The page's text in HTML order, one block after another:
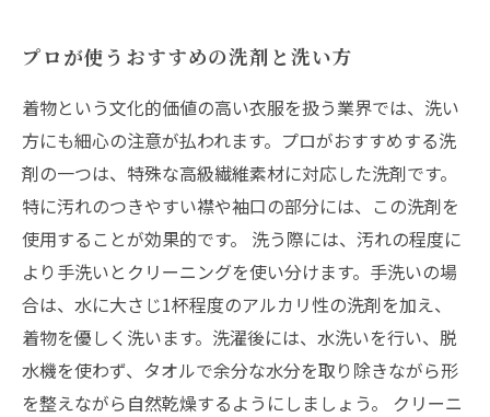
プロが使うおすすめの洗剤と洗い方
着物という文化的価値の高い衣服を扱う業界では、洗い
方にも細心の注意が払われます。プロがおすすめする洗
剤の一つは、特殊な高級繊維素材に対応した洗剤です。
特に汚れのつきやすい襟や袖口の部分には、この洗剤を
使用することが効果的です。 洗う際には、汚れの程度に
より手洗いとクリーニングを使い分けます。手洗いの場
合は、水に大さじ1杯程度のアルカリ性の洗剤を加え、
着物を優しく洗います。洗濯後には、水洗いを行い、脱
水機を使わず、タオルで余分な水分を取り除きながら形
を整えながら自然乾燥するようにしましょう。 クリーニ